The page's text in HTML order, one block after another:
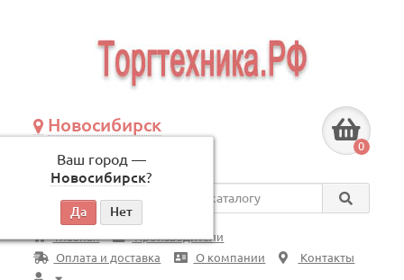
Новосибирск
Ваш город —
Новосибирск?
по будням, с 09:00 до 18:00
0
Везде
Главная
Производители
Оплата и доставка
О компании Контакты